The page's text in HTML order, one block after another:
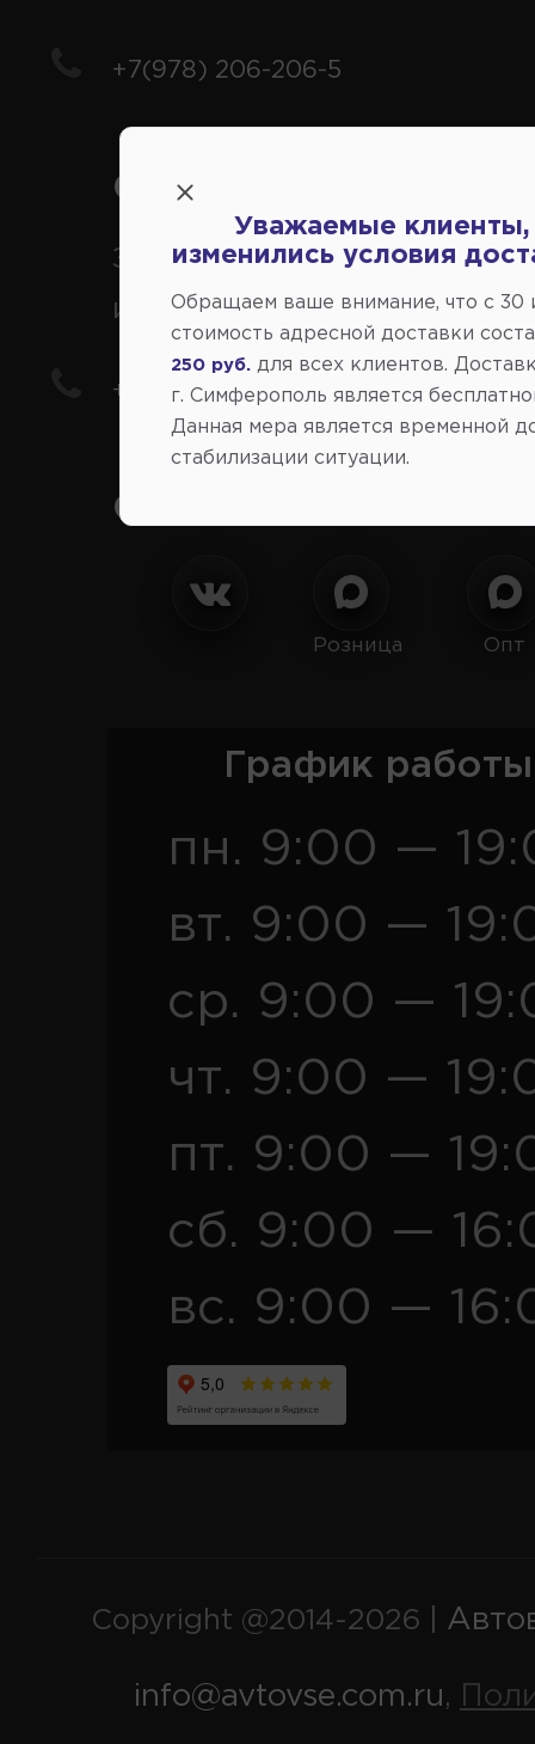
+7(978) 206-206-5
Справочный центр:
Заказ шин, дисков,
иномарки
+7(978) 206-206-8
Социальные сети:
Розница Опт
График
пн. 9:00 —
вт. 9:00 —
ср. 9:00 —
чт. 9:00 —
пт. 9:00 —
сб. 9:00 —
вс. 9:00 —
Copyright @2014-2026 |
info@avtovse.com.ru,
Уважаемые клиенты,
изменились условия
Обращаем ваше внимание, что c 30
стоимость адресной доставки
250 руб. для всех клиентов.
г. Симферополь является
Данная мера является временной
стабилизации ситуации.